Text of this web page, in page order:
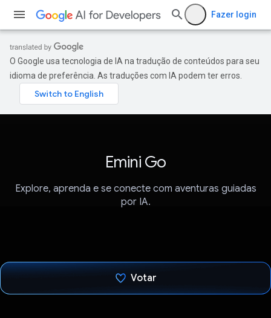
Fazer login
O Google usa tecnologia de IA na tradução de conteúdos para seu
idioma de preferência. As traduções com IA podem ter erros.
Emini Go
Explore, aprenda e se conecte com aventuras guiadas
por IA.
Votar